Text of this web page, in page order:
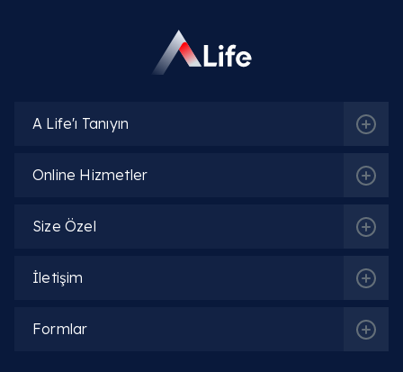
A Life'ı Tanıyın
Online Hizmetler
Size Özel
İletişim
Formlar